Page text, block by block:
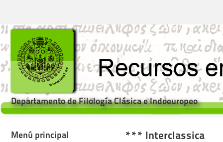
Departamento de Filología Clásica e Indoeuropeo
Menú principal *** Interclassica